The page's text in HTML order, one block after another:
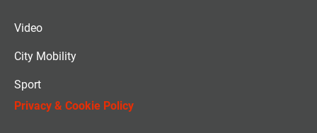
Video
City Mobility
Sport
Privacy & Cookie Policy